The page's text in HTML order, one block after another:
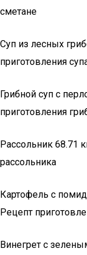
сметане
Суп из лесных
приготовления
Грибной суп с
приготовления
Рассольник 68.71
рассольника
Картофель с
Рецепт
Винегрет с